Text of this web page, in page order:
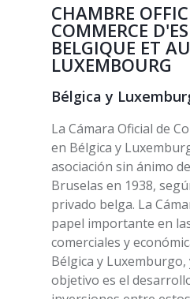
CHAMBRE
COMMERCE
BELGIQUE ET AU
LUXEMBOURG
Bélgica y
La Cámara Oficial de
en Bélgica y
asociación sin ánimo
Bruselas en 1938,
privado belga. La
papel importante en
comerciales y
Bélgica y
objetivo es el